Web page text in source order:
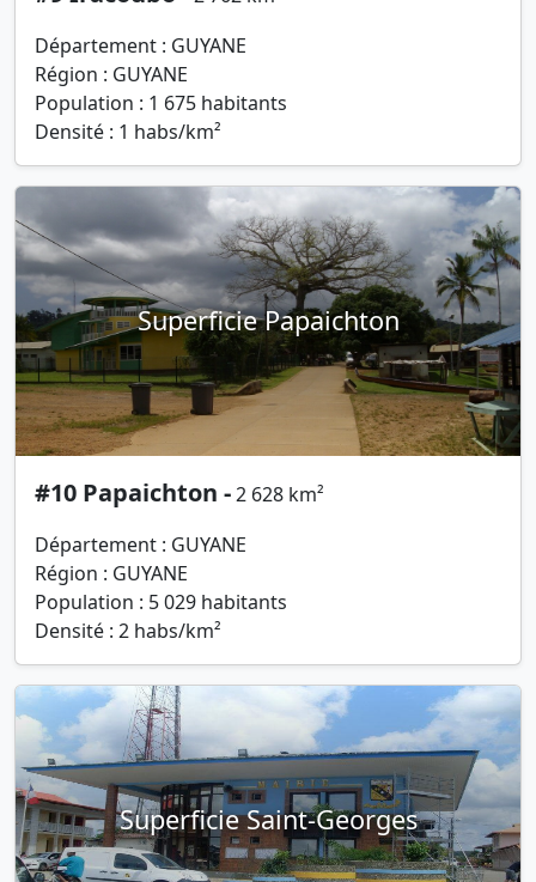
Département : GUYANE
Région : GUYANE
Population : 1 675 habitants
Densité : 1 habs/km²
Superficie Papaichton
#10 Papaichton -2 628 km²
Département : GUYANE
Région : GUYANE
Population : 5 029 habitants
Densité : 2 habs/km²
Superficie Saint-Georges